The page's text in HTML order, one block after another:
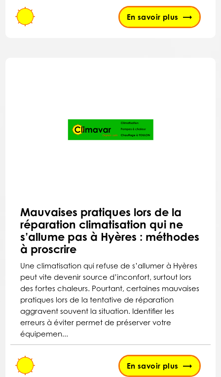
En savoir plus
Mauvaises pratiques lors de la
réparation climatisation qui ne
s’allume pas à Hyères : méthodes
à proscrire
Une climatisation qui refuse de s’allumer à Hyères
peut vite devenir source d’inconfort, surtout lors
des fortes chaleurs. Pourtant, certaines mauvaises
pratiques lors de la tentative de réparation
aggravent souvent la situation. Identifier les
erreurs à éviter permet de préserver votre
équipemen...
En savoir plus